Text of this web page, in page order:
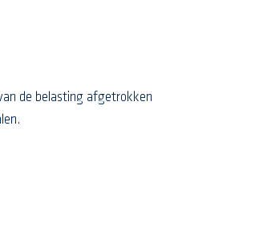
de belasting afgetrokken